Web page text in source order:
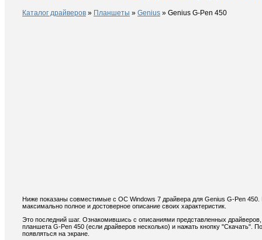
Каталог драйверов » Планшеты » Genius » Genius G-Pen 450
Ниже показаны совместимые с ОС Windows 7 драйвера для Genius G-Pen
максимально полное и достоверное описание своих характеристик.
Это последний шаг. Ознакомившись с описаниями представленных
планшета G-Pen 450 (если драйверов несколько) и нажать кнопку "Скачать".
появляться на экране.